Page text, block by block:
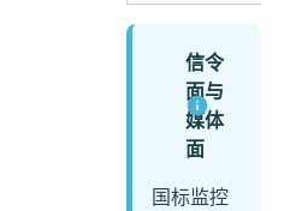
信令
面与
媒体
面
国标监控